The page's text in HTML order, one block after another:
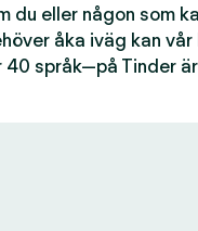
du eller någon som
åka iväg kan
40 språk—på Tinder